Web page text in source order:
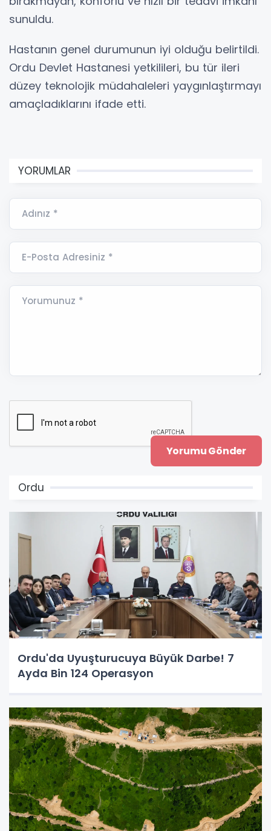
sunuldu.
Hastanın genel durumunun iyi olduğu belirtildi.
Ordu Devlet Hastanesi yetkilileri, bu tür ileri
düzey teknolojik müdahaleleri yaygınlaştırmayı
amaçladıklarını ifade etti.
YORUMLAR
Adınız *
E-Posta Adresiniz *
Yorumunuz *
Ordu
Ordu'da Uyuşturucuya Büyük Darbe! 7
Ayda Bin 124 Operasyon